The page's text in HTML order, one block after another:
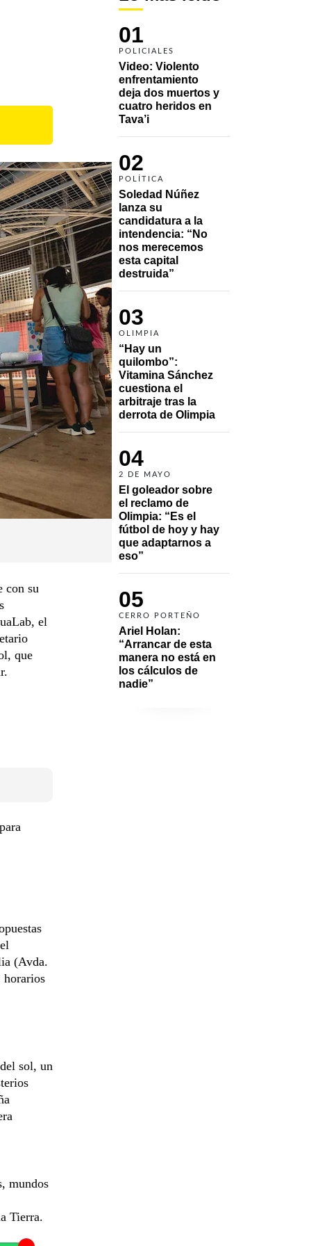
01
POLICIALES
Video: Violento
enfrentamiento
deja dos muertos y
cuatro heridos en
Tava’i
02
POLÍTICA
Soledad Núñez
lanza su
candidatura a la
intendencia: “No
nos merecemos
esta capital
destruida”
03
OLIMPIA
“Hay un
quilombo”:
Vitamina Sánchez
cuestiona el
arbitraje tras la
derrota de Olimpia
04
2 DE MAYO
El goleador sobre
el reclamo de
Olimpia: “Es el
fútbol de hoy y hay
que adaptarnos a
eso”
05
CERRO PORTEÑO
Ariel Holan:
“Arrancar de esta
manera no está en
los cálculos de
nadie”
con su
el
que
para
(Avda.
horarios
sol, un
mundos
Tierra.